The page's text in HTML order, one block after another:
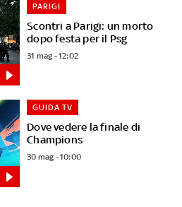
Scontri a Parigi: un morto
dopo festa per il Psg
PARIGI
31 mag - 12:02
Dove vedere la finale di
Champions
GUIDA TV
30 mag - 10:00